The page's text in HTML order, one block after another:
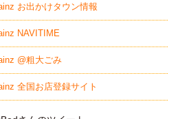
お出かけタウン情報
NAVITIME
@粗大ごみ
全国お店登録サイト